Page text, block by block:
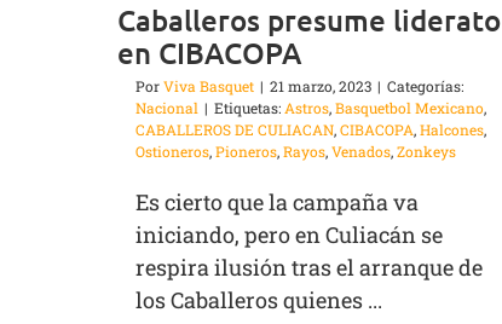
Caballeros presume liderato
en CIBACOPA
PorViva Basquet | 21 marzo, 2023 | Categorías:
Nacional | Etiquetas:Astros,Basquetbol Mexicano,
CABALLEROS DE CULIACAN,CIBACOPA,Halcones,
Ostioneros,Pioneros,Rayos,Venados,Zonkeys
Es cierto que la campaña va
iniciando, pero en Culiacán se
respira ilusión tras el arranque de
los Caballeros quienes ...